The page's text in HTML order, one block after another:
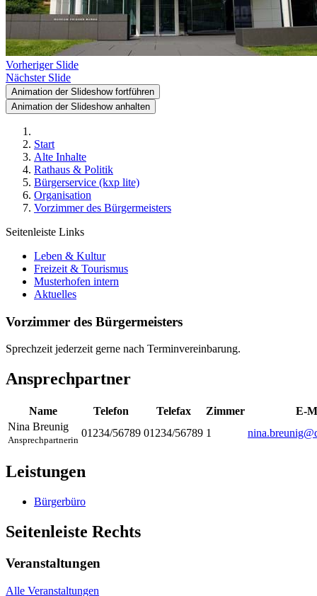
Vorheriger Slide
Nächster Slide
Animation der Slideshow fortführen
Animation der Slideshow anhalten
Start
Alte Inhalte
Rathaus & Politik
Bürgerservice (kxp lite)
Organisation
Vorzimmer des Bürgermeisters
Seitenleiste Links
Leben & Kultur
Freizeit & Tourismus
Musterhofen intern
Aktuelles
Vorzimmer des Bürgermeisters
Sprechzeit jederzeit gerne nach Terminvereinbarung.
Ansprechpartner
Name Telefon Telefax Zimmer
E-
Nina Breunig
Ansprechpartnerin
01234/56789 01234/56789 1
Leistungen
Bürgerbüro
Seitenleiste Rechts
Veranstaltungen
Alle Veranstaltungen